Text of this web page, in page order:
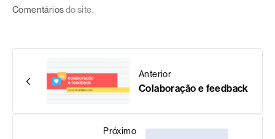
Comentáriosdo site.
Anterior
Colaboração e feedback
Próximo